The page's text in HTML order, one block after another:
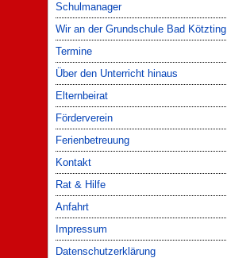
Schulmanager
Wir an der Grundschule Bad Kötzting
Termine
Über den Unterricht hinaus
Elternbeirat
Förderverein
Ferienbetreuung
Kontakt
Rat & Hilfe
Anfahrt
Impressum
Datenschutzerklärung